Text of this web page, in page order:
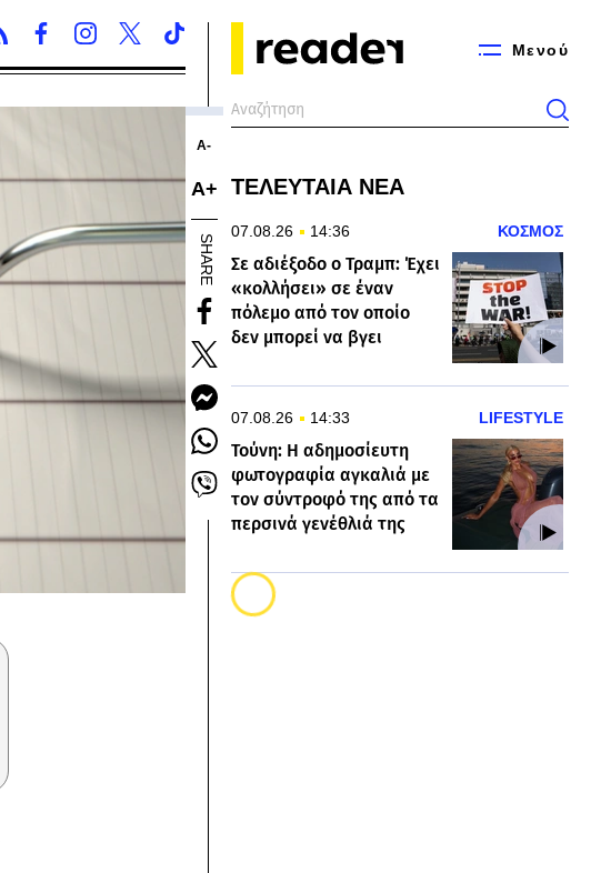
Μενού
Α-
Α+
SHARE
ΤΕΛΕΥΤΑΙΑ ΝΕΑ
07.08.26 14:36 ΚΟΣΜΟΣ
Σε αδιέξοδο ο Τραμπ: Έχει
«κολλήσει» σε έναν
πόλεμο από τον οποίο
δεν μπορεί να βγει
07.08.26 14:33 LIFESTYLE
Τούνη: Η αδημοσίευτη
φωτογραφία αγκαλιά με
τον σύντροφό της από τα
περσινά γενέθλιά της